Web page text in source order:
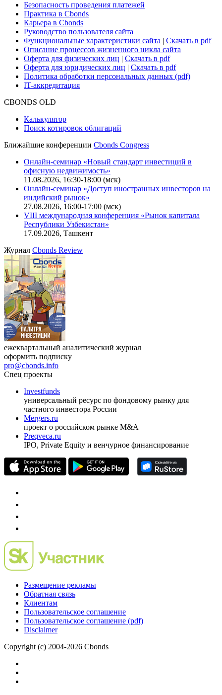
Безопасность проведения платежей
Практика в Cbonds
Карьера в Cbonds
Руководство пользователя сайта
Функциональные характеристики сайта | Скачать в pdf
Описание процессов жизненного цикла сайта
Оферта для физических лиц | Скачать в pdf
Оферта для юридических лиц | Скачать в pdf
Политика обработки персональных данных (pdf)
IT-аккредитация
CBONDS OLD
Калькулятор
Поиск котировок облигаций
Ближайшие конференции Cbonds Congress
Онлайн-семинар «Новый стандарт инвестиций в
офисную недвижимость»
11.08.2026, 16:30-18:00 (мск)
Онлайн-семинар «Доступ иностранных инвесторов на
индийский рынок»
27.08.2026, 16:00-17:00 (мск)
VIII международная конференция «Рынок капитала
Республики Узбекистан»
17.09.2026, Ташкент
Журнал Cbonds Review
ежеквартальный аналитический журнал
оформить подписку
pro@cbonds.info
Спец проекты
Investfunds
универсальный ресурс по фондовому рынку для
частного инвестора России
Mergers.ru
проект о российском рынке M&A
Preqveca.ru
IPO, Private Equity и венчурное финансирование
Размещение рекламы
Обратная связь
Клиентам
Пользовательское соглашение
Пользовательское соглашение (pdf)
Disclaimer
Copyright (c) 2004-2026 Cbonds